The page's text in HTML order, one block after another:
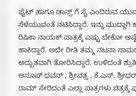
ಫೈಟ್ ಹಾಗೂ ಡಾನ್ಸ್ ಗೆ ಸೈ ಎಂದಿರುವ
ಸೆಳೆಯುವಂತೆ ನಟಿಸಿದ್ದಾರೆ. ಇನ್ನು ಮುದ್ದಾಗಿ
ರಿಷಿಕಾ ನಾಯಕ್ ಪಾತ್ರಕ್ಕೆ ಎಷ್ಟು ಬೇಕೋ
ಹಾಕಿದ್ದಾರೆ. ಅದೇ ರೀತಿ ತಮ್ಮ ನಟನಾ
ಅದ್ಬುತವಾಗಿ ತೋರಿಸಿದ್ದಾರೆ. ಉಳಿದಂತೆ
ಅನೂಪ್ ಧವನ್ , ಶ್ರೀವತ್ಸ , ಕೆ.ಎಸ್.
ರಾಮ್ ಸೇರಿದಂತೆ ಎಲ್ಲಾ ಪಾತ್ರಗಳು